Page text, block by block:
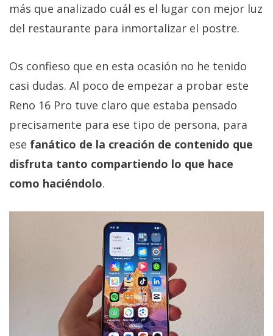
más que analizado cuál es el lugar con mejor luz
del restaurante para inmortalizar el postre.
Os confieso que en esta ocasión no he tenido
casi dudas. Al poco de empezar a probar este
Reno 16 Pro tuve claro que estaba pensado
precisamente para ese tipo de persona, para
ese fanático de la creación de contenido que
disfruta tanto compartiendo lo que hace
como haciéndolo.